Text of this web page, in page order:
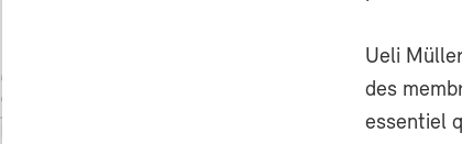
Ueli
des
essentiel